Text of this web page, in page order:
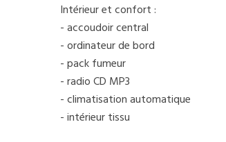
Intérieur et confort :
- accoudoir central
- ordinateur de bord
- pack fumeur
- radio CD MP3
- climatisation automatique
- intérieur tissu